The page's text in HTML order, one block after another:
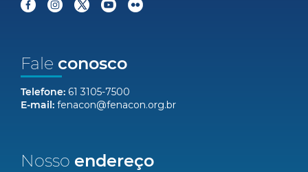
Fale conosco
Telefone: 61 3105-7500
E-mail: fenacon@fenacon.org.br
Nosso endereço